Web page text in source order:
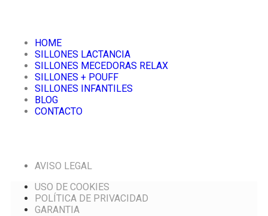
HOME
SILLONES LACTANCIA
SILLONES MECEDORAS RELAX
SILLONES + POUFF
SILLONES INFANTILES
BLOG
CONTACTO
AVISO LEGAL
USO DE COOKIES
POLÍTICA DE PRIVACIDAD
GARANTIA